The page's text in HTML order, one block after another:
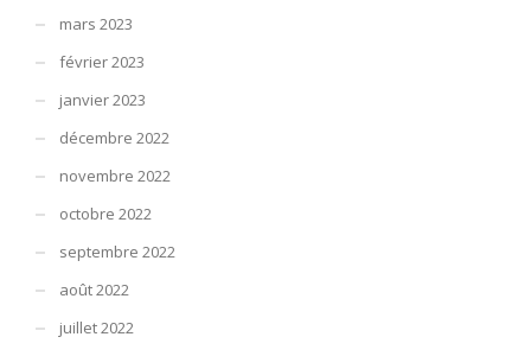
mars 2023
février 2023
janvier 2023
décembre 2022
novembre 2022
octobre 2022
septembre 2022
août 2022
juillet 2022